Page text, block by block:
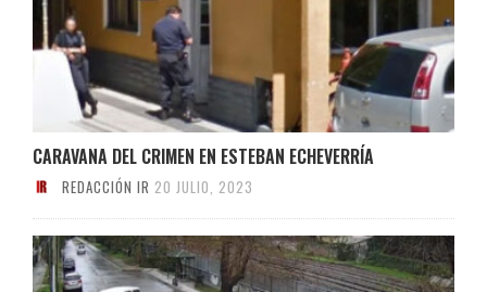
CARAVANA DEL CRIMEN EN ESTEBAN ECHEVERRÍA
REDACCIÓN IR 20 JULIO, 2023